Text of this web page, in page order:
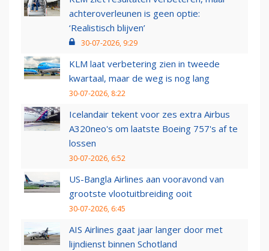
achteroverleunen is geen optie:
‘Realistisch blijven’
30-07-2026, 9:29
KLM laat verbetering zien in tweede
kwartaal, maar de weg is nog lang
30-07-2026, 8:22
Icelandair tekent voor zes extra Airbus
A320neo's om laatste Boeing 757's af te
lossen
30-07-2026, 6:52
US-Bangla Airlines aan vooravond van
grootste vlootuitbreiding ooit
30-07-2026, 6:45
AIS Airlines gaat jaar langer door met
lijndienst binnen Schotland